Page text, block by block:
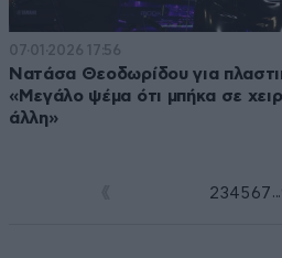
07·01·2026 17:56
Νατάσα Θεοδωρίδου για
«Μεγάλο ψέμα ότι μπήκα σε
άλλη»
234 5 6 7 ...